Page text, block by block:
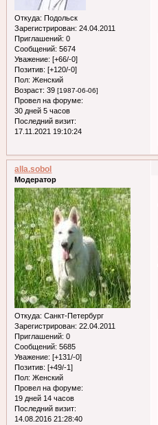
Откуда: Подольск
Зарегистрирован: 24.04.2011
Приглашений: 0
Сообщений: 5674
Уважение: [+66/-0]
Позитив: [+120/-0]
Пол: Женский
Возраст: 39[1987-06-06]
Провел на форуме:
30 дней 5 часов
Последний визит:
17.11.2021 19:10:24
alla.sobol
Модератор
Откуда: Санкт-Петербург
Зарегистрирован: 22.04.2011
Приглашений: 0
Сообщений: 5685
Уважение: [+131/-0]
Позитив: [+49/-1]
Пол: Женский
Провел на форуме:
19 дней 14 часов
Последний визит:
14.08.2016 21:28:40